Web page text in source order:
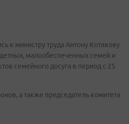
к министру труда Антону Котякову
малообеспеченных семей и
семейного досуга в период с 25
а также председатель комитета